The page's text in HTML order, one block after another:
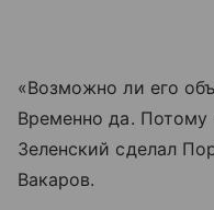
«Возможно ли его
Временно да. Потому
Зеленский сделал
Вакаров.